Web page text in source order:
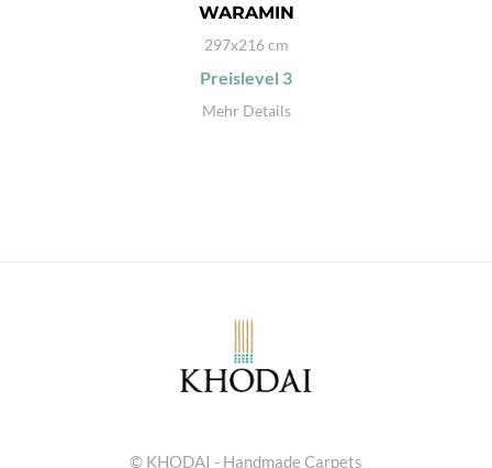
WARAMIN
297x216 cm
Preislevel 3
Mehr Details
© KHODAI - Handmade Carpets